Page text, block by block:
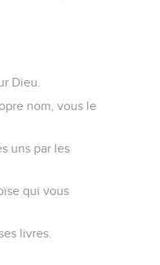
Dieu.
nom, vous le
uns par les
qui vous
livres.